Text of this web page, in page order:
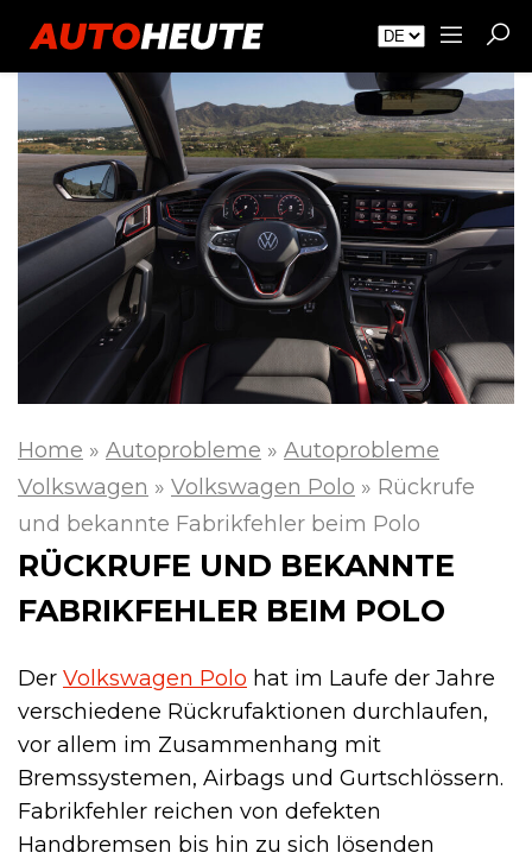
Home » Autoprobleme » Autoprobleme
Volkswagen » Volkswagen Polo » Rückrufe
und bekannte Fabrikfehler beim Polo
RÜCKRUFE UND BEKANNTE
FABRIKFEHLER BEIM POLO
Der Volkswagen Polo hat im Laufe der Jahre
verschiedene Rückrufaktionen durchlaufen,
vor allem im Zusammenhang mit
Bremssystemen, Airbags und Gurtschlössern.
Fabrikfehler reichen von defekten
Handbremsen bis hin zu sich lösenden